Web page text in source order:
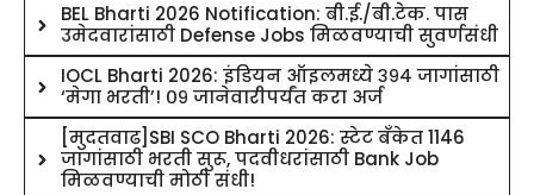
BEL Bharti 2026 Notification: बी.ई./बी.टेक. पास
उमेदवारांसाठी Defense Jobs मिळवण्याची सुवर्णसंधी
IOCL Bharti 2026: इंडियन ऑइलमध्ये ३९४ जागांसाठी
‘मेगा भरती’! ०९ जानेवारीपर्यंत करा अर्ज
[मुदतवाढ]SBI SCO Bharti 2026: स्टेट बँकेत 1146
जागांसाठी भरती सुरू, पदवीधरांसाठी Bank Job
मिळवण्याची मोठी संधी!